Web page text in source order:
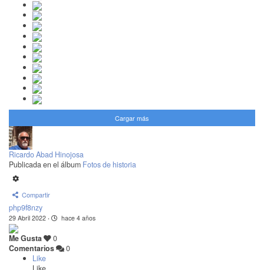
Cargar más
Ricardo Abad Hinojosa
Publicada en el álbum Fotos de historia
Compartir
php9f8nzy
29 Abril 2022 · hace 4 años
Me Gusta
0
Comentarios
0
Like